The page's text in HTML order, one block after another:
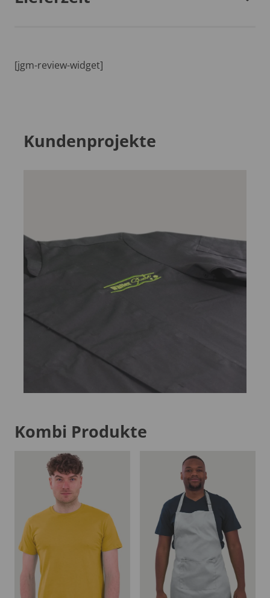
[jgm-review-widget]
Kundenprojekte
Kombi Produkte